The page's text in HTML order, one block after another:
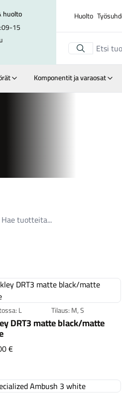
huolto
09-15
Huolto
Komponentit ja varaosat
L Tilaus: M, S
DRT3 matte black/matte
€Oakley DRT3 matte black/matte